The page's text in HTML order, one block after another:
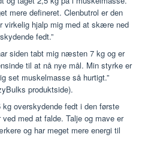
mere defineret. Clenbutrol er den
virkelig hjalp mig med at skære ned
fedt.”
siden tabt mig næsten 7 kg og er
til at nå nye mål. Min styrke er
set muskelmasse så hurtigt.”
produktside).
overskydende fedt i den første
med at falde. Talje og mave er
og har meget mere energi til